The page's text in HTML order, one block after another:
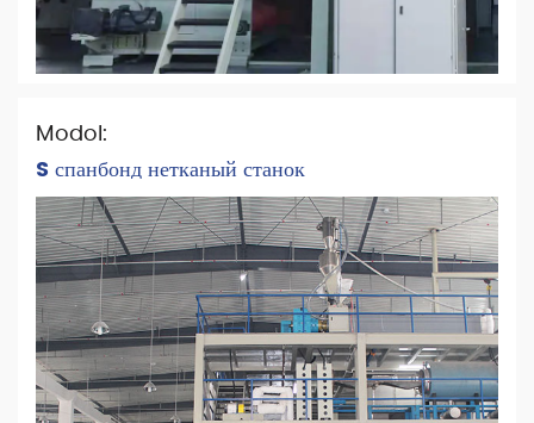
Modol:
S спанбонд нетканый станок